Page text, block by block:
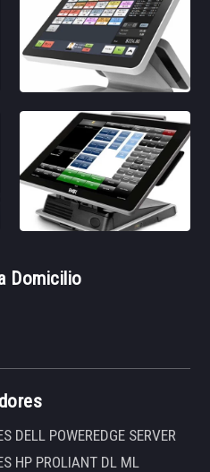
Domicilio
DELL POWEREDGE SERVER
HP PROLIANT DL ML